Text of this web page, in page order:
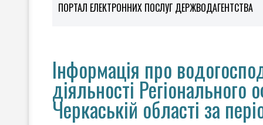
ПОРТАЛ ЕЛЕКТРОННИХ ПОСЛУГ ДЕРЖВОДАГЕНТСТВА
Інформація про
діяльності Регіонального
Черкаській області за